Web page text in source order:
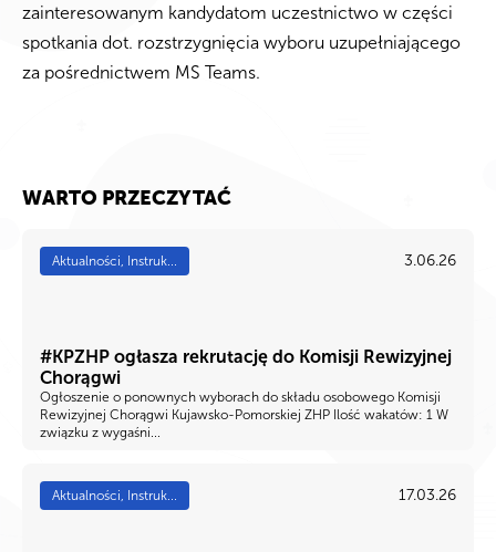
zainteresowanym kandydatom uczestnictwo w części
spotkania dot. rozstrzygnięcia wyboru uzupełniającego
za pośrednictwem MS Teams.
WARTO PRZECZYTAĆ
Aktualności, Instruk... 3.06.26
#KPZHP ogłasza rekrutację do Komisji Rewizyjnej
Chorągwi
Ogłoszenie o ponownych wyborach do składu osobowego Komisji
Rewizyjnej Chorągwi Kujawsko-Pomorskiej ZHP Ilość wakatów: 1 W
związku z wygaśni...
Aktualności, Instruk... 17.03.26